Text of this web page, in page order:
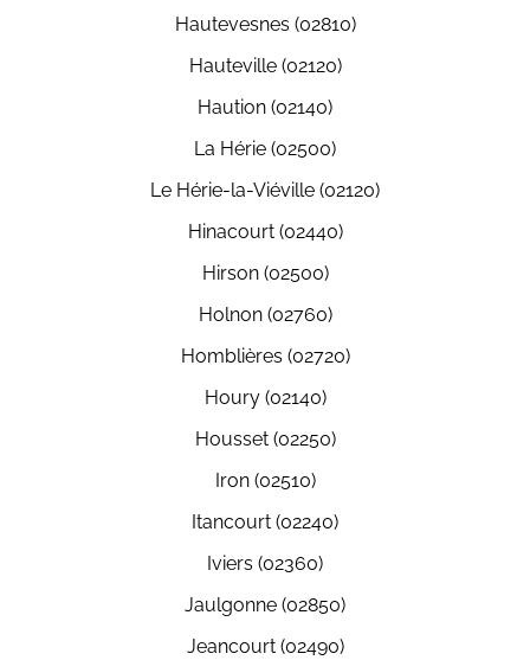
Hautevesnes (02810)
Hauteville (02120)
Haution (02140)
La Hérie (02500)
Le Hérie-la-Viéville (02120)
Hinacourt (02440)
Hirson (02500)
Holnon (02760)
Homblières (02720)
Houry (02140)
Housset (02250)
Iron (02510)
Itancourt (02240)
Iviers (02360)
Jaulgonne (02850)
Jeancourt (02490)